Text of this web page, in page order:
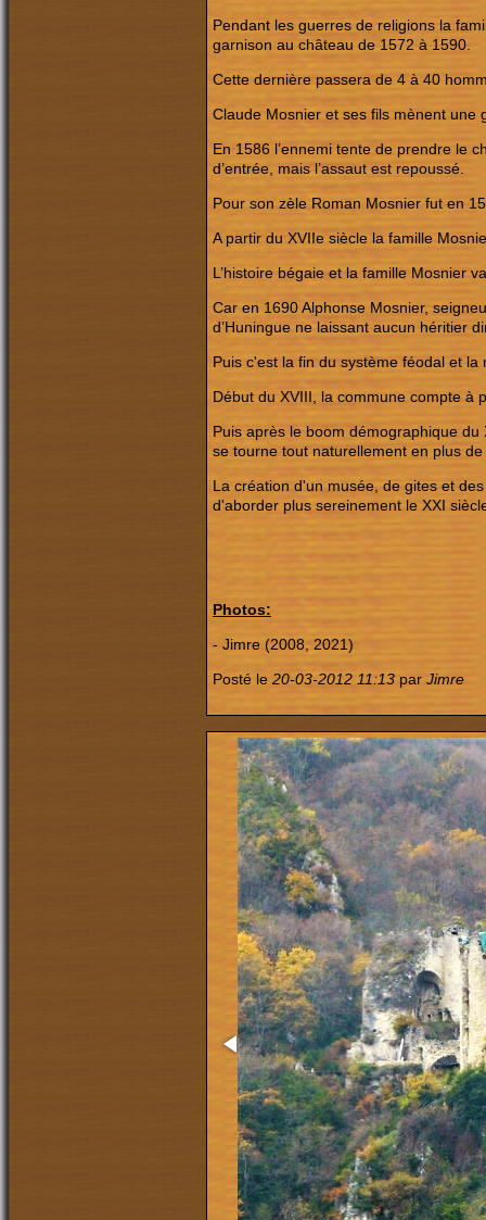
Pendant les guerres de religions la
garnison au château de 1572 à 1590.
Cette dernière passera de 4 à 40
Claude Mosnier et ses fils mènent une
En 1586 l’ennemi tente de prendre le
d’entrée, mais l’assaut est repoussé.
Pour son zèle Roman Mosnier fut en
A partir du XVIIe siècle la famille
L’histoire bégaie et la famille Mosnier
Car en 1690 Alphonse Mosnier,
d’Huningue ne laissant aucun héritier
Puis c'est la fin du système féodal et
Début du XVIII, la commune compte à
Puis après le boom démographique
se tourne tout naturellement en plus
La création d'un musée, de gites et
d'aborder plus sereinement le XXI
Photos:
- Jimre (2008, 2021)
Posté le 20-03-2012 11:13 par Jimre